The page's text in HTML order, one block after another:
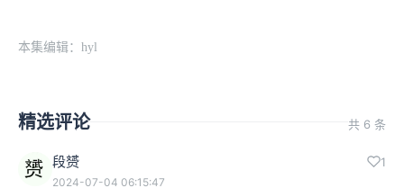
本集编辑：hyl
精选评论 共 6 条
段赟 1
2024-07-04 06:15:47